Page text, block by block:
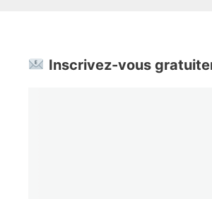
Inscrivez-vous